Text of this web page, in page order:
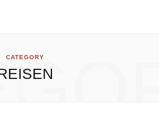
CATEGORY